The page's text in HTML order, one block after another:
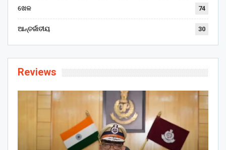
ଖେଳ 74
ଆନ୍ତର୍ଜାତୀୟ 30
Reviews